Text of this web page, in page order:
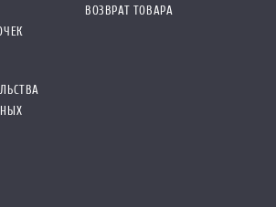
ВОЗВРАТ ТОВАРА